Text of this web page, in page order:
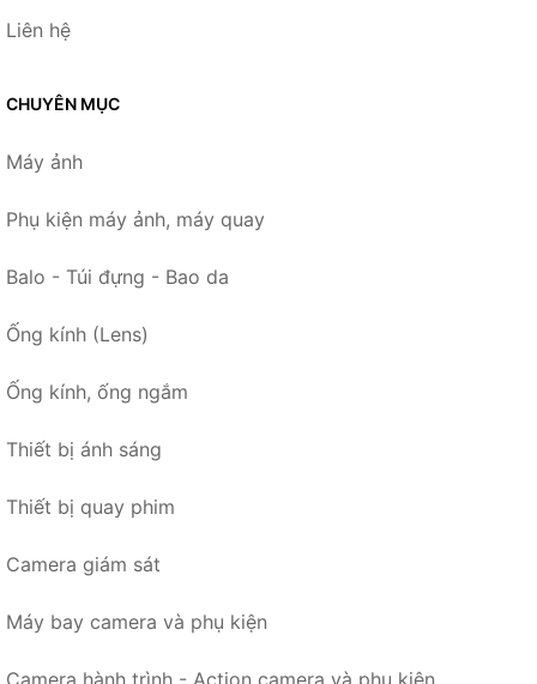
Liên hệ
CHUYÊN MỤC
Máy ảnh
Phụ kiện máy ảnh, máy quay
Balo - Túi đựng - Bao da
Ống kính (Lens)
Ống kính, ống ngắm
Thiết bị ánh sáng
Thiết bị quay phim
Camera giám sát
Máy bay camera và phụ kiện
Camera hành trình - Action camera và phụ kiện